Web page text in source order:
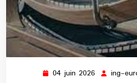
04 juin 2026 04 ing-